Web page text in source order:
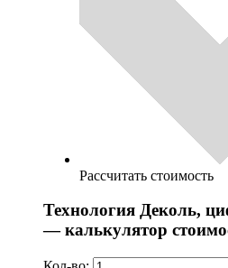
Рассчитать стоимость
Технология Деколь,
— калькулятор